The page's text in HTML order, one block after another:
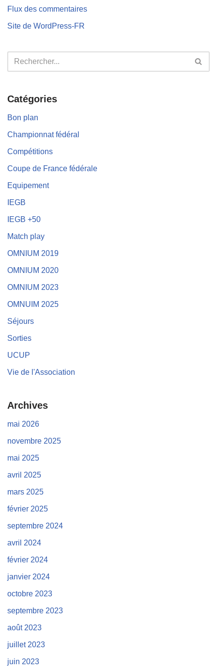
Flux des commentaires
Site de WordPress-FR
Catégories
Bon plan
Championnat fédéral
Compétitions
Coupe de France fédérale
Equipement
IEGB
IEGB +50
Match play
OMNIUM 2019
OMNIUM 2020
OMNIUM 2023
OMNUIM 2025
Séjours
Sorties
UCUP
Vie de l'Association
Archives
mai 2026
novembre 2025
mai 2025
avril 2025
mars 2025
février 2025
septembre 2024
avril 2024
février 2024
janvier 2024
octobre 2023
septembre 2023
août 2023
juillet 2023
juin 2023